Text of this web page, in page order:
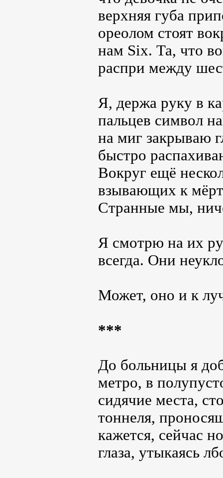
верхняя губа
ореолом стоят
нам Six. Та, что
распри между
Я, держа руку в
пальцев символ
на миг закрываю
быстро
Вокруг ещё
взывающих к
Странные мы,
Я смотрю на их
всегда. Они
Может, оно и к
***
До больницы я
метро, в
сидячие места,
тоннеля,
кажется, сейчас
глаза, утыкаясь